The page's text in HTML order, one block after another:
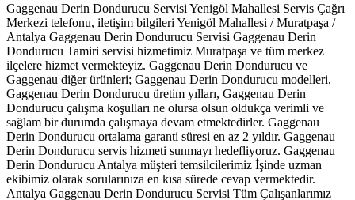
Gaggenau Derin Dondurucu Servisi Yenigöl Mahallesi Servis Çağrı
Merkezi telefonu, iletişim bilgileri Yenigöl Mahallesi / Muratpaşa /
Antalya Gaggenau Derin Dondurucu Servisi Gaggenau Derin
Dondurucu Tamiri servisi hizmetimiz Muratpaşa ve tüm merkez
ilçelere hizmet vermekteyiz. Gaggenau Derin Dondurucu ve
Gaggenau diğer ürünleri; Gaggenau Derin Dondurucu modelleri,
Gaggenau Derin Dondurucu üretim yılları, Gaggenau Derin
Dondurucu çalışma koşulları ne olursa olsun oldukça verimli ve
sağlam bir durumda çalışmaya devam etmektedirler. Gaggenau
Derin Dondurucu ortalama garanti süresi en az 2 yıldır. Gaggenau
Derin Dondurucu servis hizmeti sunmayı hedefliyoruz. Gaggenau
Derin Dondurucu Antalya müşteri temsilcilerimiz İşinde uzman
ekibimiz olarak sorularınıza en kısa sürede cevap vermektedir.
Antalya Gaggenau Derin Dondurucu Servisi Tüm Çalışanlarımız